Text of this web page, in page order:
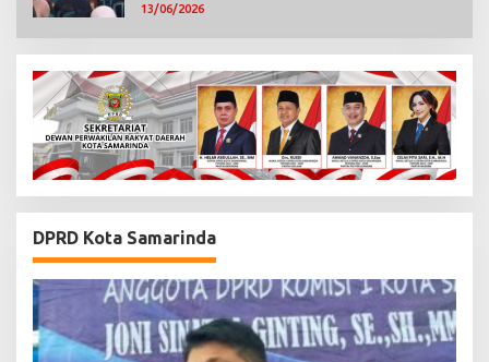
13/06/2026
DPRD Kota Samarinda